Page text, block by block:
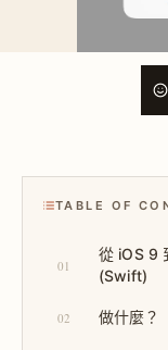
TABLE OF
01
從 iOS 9
(Swift)
02 做什麼？